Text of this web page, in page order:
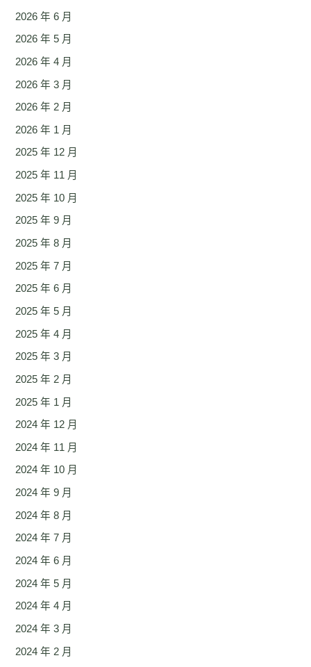
2026 年 6 月
2026 年 5 月
2026 年 4 月
2026 年 3 月
2026 年 2 月
2026 年 1 月
2025 年 12 月
2025 年 11 月
2025 年 10 月
2025 年 9 月
2025 年 8 月
2025 年 7 月
2025 年 6 月
2025 年 5 月
2025 年 4 月
2025 年 3 月
2025 年 2 月
2025 年 1 月
2024 年 12 月
2024 年 11 月
2024 年 10 月
2024 年 9 月
2024 年 8 月
2024 年 7 月
2024 年 6 月
2024 年 5 月
2024 年 4 月
2024 年 3 月
2024 年 2 月